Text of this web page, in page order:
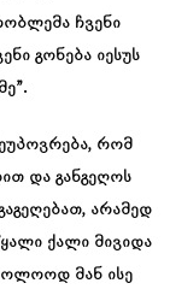
ჩვენი
გონება იესუს
რომ
და განგეღოს
არამედ
ქალი მივიდა
მან ისე